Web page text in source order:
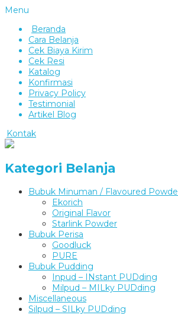
Menu
Beranda
Cara Belanja
Cek Biaya Kirim
Cek Resi
Katalog
Konfirmasi
Privacy Policy
Testimonial
Artikel Blog
Kontak
Kategori Belanja
Bubuk Minuman / Flavoured
Ekorich
Original Flavor
Starlink Powder
Bubuk Perisa
Goodluck
PURE
Bubuk Pudding
Inpud – INstant PUDding
Milpud – MILky PUDding
Miscellaneous
Silpud – SILky PUDding